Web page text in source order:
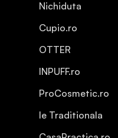
Nichiduta
Cupio.ro
OTTER
INPUFF.ro
ProCosmetic.ro
Ie Traditionala